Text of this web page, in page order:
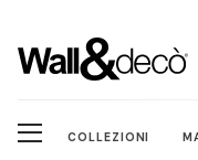
COLLEZIONI